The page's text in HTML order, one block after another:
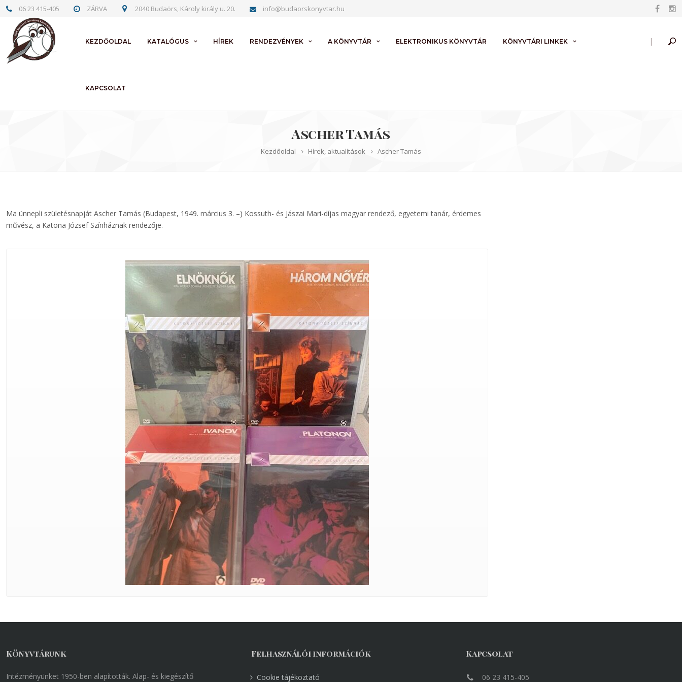
info@budaorskonyvtar.hu
2040 Budaörs, Károly király u. 20.
ZÁRVA
06 23 415-405
|
KEZDŐOLDAL KATALÓGUS HÍREK RENDEZVÉNYEK A KÖNYVTÁR ELEKTRONIKUS KÖNYVTÁR KÖNYVTÁRI LINKEK
KAPCSOLAT
Ascher Tamás
Kezdőoldal Hírek, aktualítások Ascher Tamás
Ma ünnepli születésnapját Ascher Tamás (Budapest, 1949. március 3. –) Kossuth- és Jászai Mari-díjas magyar rendező, egyetemi tanár, érdemes
művész, a Katona József Színháznak rendezője.
Könyvtárunk
Intézményünket 1950-ben alapították. Alap- és kiegészítő
Felhasználói információk
Cookie tájékoztató
Kapcsolat
06 23 415-405